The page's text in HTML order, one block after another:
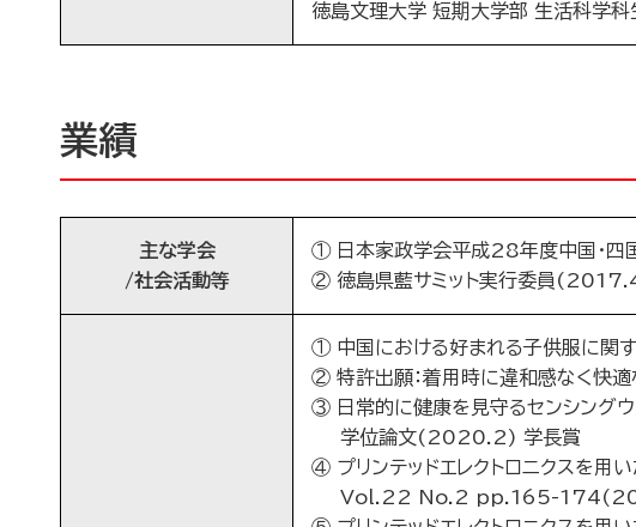
徳島文理大学 短期大学部 生活科学
業績
主な学会
/社会活動等
① 日本家政学会平成28年度中国･
② 徳島県藍サミット実行委員
① 中国における好まれる子供服に関
② 特許出願：着用時に違和感なく
③ 日常的に健康を見守るセンシング
学位論文(2020.2) 学長賞
④ プリンテッドエレクトロニクスを用
Vol.22 No.2 pp.165-